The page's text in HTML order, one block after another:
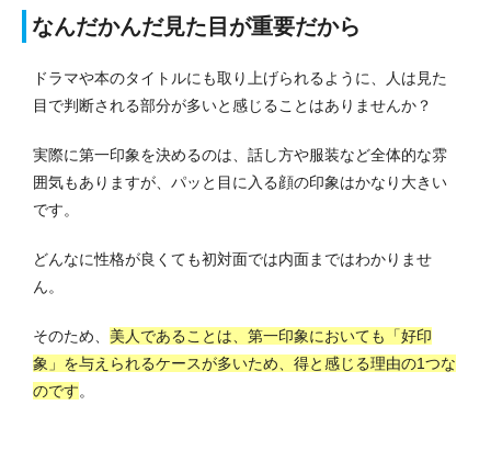
なんだかんだ見た目が重要だから
ドラマや本のタイトルにも取り上げられるように、人は見た
目で判断される部分が多いと感じることはありませんか？
実際に第一印象を決めるのは、話し方や服装など全体的な雰
囲気もありますが、パッと目に入る顔の印象はかなり大きい
です。
どんなに性格が良くても初対面では内面まではわかりませ
ん。
そのため、 美人であることは、第一印象においても「好印
象」を与えられるケースが多いため、得と感じる理由の1つな
のです。